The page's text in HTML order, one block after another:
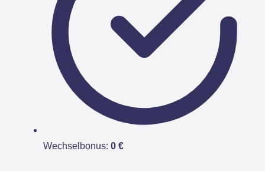
Wechselbonus: 0 €